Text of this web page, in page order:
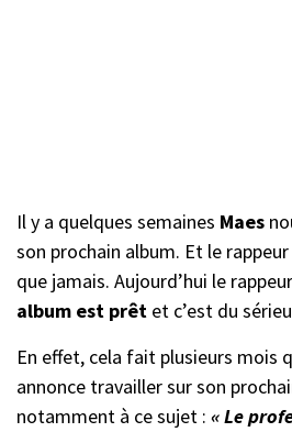
Il y a quelques semaines Maes
son prochain album. Et le
que jamais. Aujourd’hui le
album est prêt et c’est du
En effet, cela fait plusieurs mois
annonce travailler sur son
notamment à ce sujet : « Le